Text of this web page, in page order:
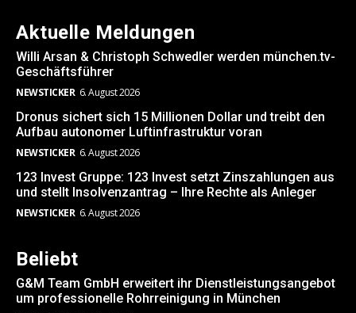
Aktuelle Meldungen
Willi Arsan & Christoph Schwedler werden münchen.tv-
Geschäftsführer
NEWSTICKER 6. August 2026
Dronus sichert sich 15 Millionen Dollar und treibt den
Aufbau autonomer Luftinfrastruktur voran
NEWSTICKER 6. August 2026
123 Invest Gruppe: 123 Invest setzt Zinszahlungen aus
und stellt Insolvenzantrag – Ihre Rechte als Anleger
NEWSTICKER 6. August 2026
Beliebt
G&M Team GmbH erweitert ihr Dienstleistungsangebot
um professionelle Rohrreinigung in München